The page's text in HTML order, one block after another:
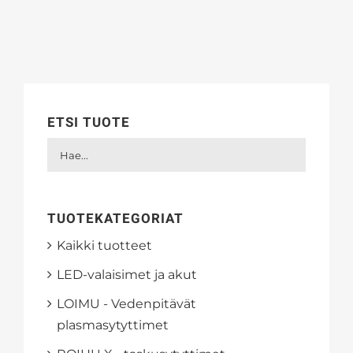
ETSI TUOTE
TUOTEKATEGORIAT
Kaikki tuotteet
LED-valaisimet ja akut
LOIMU - Vedenpitävät
plasmasytyttimet